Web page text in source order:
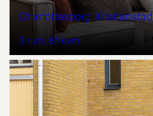
Charlottesborg, Kristianstad
3 rum 81 kvm